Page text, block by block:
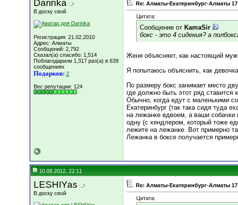
Darinka
В доску свой
Регистрация: 21.02.2010
Адрес: Алматы
Сообщений: 2,792
Сказал(а) спасибо: 1,514
Поблагодарили 1,317 раз(а) в 639
сообщениях
Подарков: 2
Вес репутации: 124
Re: Алматы-Екатеринбург-Алматы
Цитата:
Сообщение от KamaSir
бокс - это 4 сидения? а
Женя объясняет, как настоящий
Я попытаюсь объяснить, как
По размеру бокс занимает место
где должно быть этот ряд ставится
Обычно, когда едут с маленькими
Екатеринбург (так така сидя туда
на лежанке вдвоем, а ваши собачки
одну (с хендлером, который тоже
лежите на лежанке. Вот примерно
Лежанка в боксе получается
10.08.2012, 22:11
LESHIYas
В доску свой
Re: Алматы-Екатеринбург-Алматы
Цитата: